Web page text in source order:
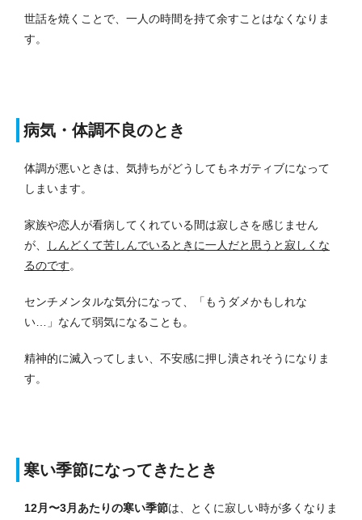
世話を焼くことで、一人の時間を持て余すことはなくなりま
す。
病気・体調不良のとき
体調が悪いときは、気持ちがどうしてもネガティブになって
しまいます。
家族や恋人が看病してくれている間は寂しさを感じません
が、
しんどくて苦しんでいるときに一人だと思うと寂しくな
るのです。
センチメンタルな気分になって、「もうダメかもしれな
い…」なんて弱気になることも。
精神的に滅入ってしまい、不安感に押し潰されそうになりま
す。
寒い季節になってきたとき
12月〜3月あたりの寒い季節は、とくに寂しい時が多くなりま